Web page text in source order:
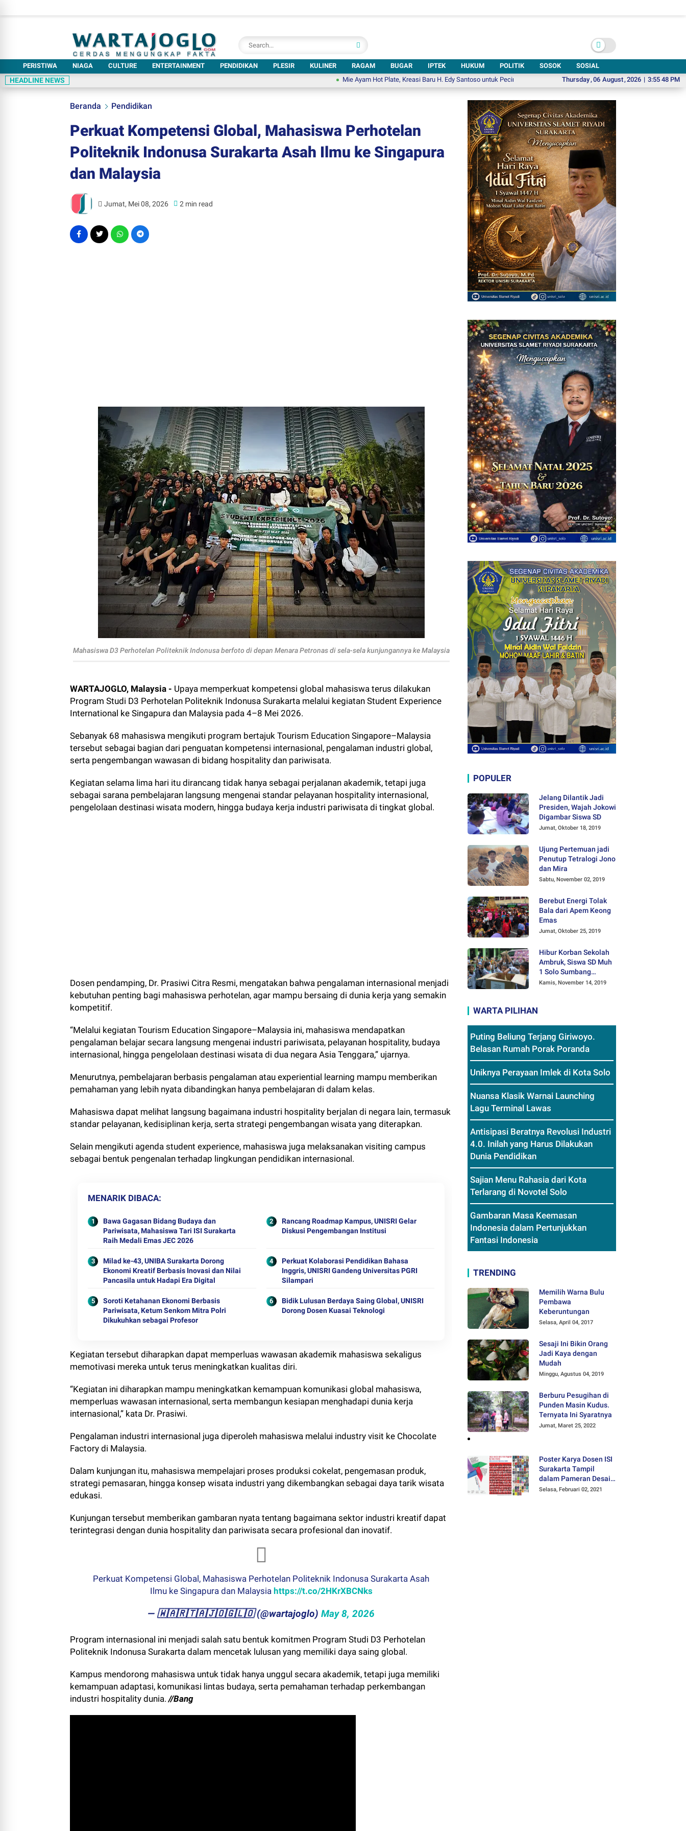
PERISTIWA NIAGA CULTURE ENTERTAINMENT PENDIDIKAN PLESIR KULINER RAGAM BUGAR IPTEK HUKUM POLITIK SOSOK
SOSIAL
Thursday,06 August,2026 | 3:55 49 PM
HEADLINE NEWS Mie Ayam Hot Plate, Kreasi Baru H. Edy Santoso untuk Pecinta Kuliner Modern Soroti Ketahanan Ekonomi Berbasis
Beranda Pendidikan
Perkuat Kompetensi Global, Mahasiswa Perhotelan
Politeknik Indonusa Surakarta Asah Ilmu ke Singapura
dan Malaysia
Jumat, Mei 08, 2026 2 min read
Mahasiswa D3 Perhotelan Politeknik Indonusa berfoto di depan Menara Petronas di sela-sela kunjungannya ke Malaysia
WARTAJOGLO, Malaysia - Upaya memperkuat kompetensi global mahasiswa terus dilakukan
Program Studi D3 Perhotelan Politeknik Indonusa Surakarta melalui kegiatan Student Experience
International ke Singapura dan Malaysia pada 4–8 Mei 2026.
Sebanyak 68 mahasiswa mengikuti program bertajuk Tourism Education Singapore–Malaysia
tersebut sebagai bagian dari penguatan kompetensi internasional, pengalaman industri global,
serta pengembangan wawasan di bidang hospitality dan pariwisata.
Kegiatan selama lima hari itu dirancang tidak hanya sebagai perjalanan akademik, tetapi juga
sebagai sarana pembelajaran langsung mengenai standar pelayanan hospitality internasional,
pengelolaan destinasi wisata modern, hingga budaya kerja industri pariwisata di tingkat global.
Dosen pendamping, Dr. Prasiwi Citra Resmi, mengatakan bahwa pengalaman internasional menjadi
kebutuhan penting bagi mahasiswa perhotelan, agar mampu bersaing di dunia kerja yang semakin
kompetitif.
“Melalui kegiatan Tourism Education Singapore–Malaysia ini, mahasiswa mendapatkan
pengalaman belajar secara langsung mengenai industri pariwisata, pelayanan hospitality, budaya
internasional, hingga pengelolaan destinasi wisata di dua negara Asia Tenggara,” ujarnya.
Menurutnya, pembelajaran berbasis pengalaman atau experiential learning mampu memberikan
pemahaman yang lebih nyata dibandingkan hanya pembelajaran di dalam kelas.
Mahasiswa dapat melihat langsung bagaimana industri hospitality berjalan di negara lain, termasuk
standar pelayanan, kedisiplinan kerja, serta strategi pengembangan wisata yang diterapkan.
Selain mengikuti agenda student experience, mahasiswa juga melaksanakan visiting campus
sebagai bentuk pengenalan terhadap lingkungan pendidikan internasional.
MENARIK DIBACA
Bawa Gagasan Bidang Budaya dan
Pariwisata, Mahasiswa Tari ISI Surakarta
Raih Medali Emas JEC 2026
Rancang Roadmap Kampus, UNISRI Gelar
Diskusi Pengembangan Institusi
Milad ke-43, UNIBA Surakarta Dorong
Ekonomi Kreatif Berbasis Inovasi dan Nilai
Pancasila untuk Hadapi Era Digital
Perkuat Kolaborasi Pendidikan Bahasa
Inggris, UNISRI Gandeng Universitas PGRI
Silampari
Soroti Ketahanan Ekonomi Berbasis
Pariwisata, Ketum Senkom Mitra Polri
Dikukuhkan sebagai Profesor
Bidik Lulusan Berdaya Saing Global, UNISRI
Dorong Dosen Kuasai Teknologi
Kegiatan tersebut diharapkan dapat memperluas wawasan akademik mahasiswa sekaligus
memotivasi mereka untuk terus meningkatkan kualitas diri.
“Kegiatan ini diharapkan mampu meningkatkan kemampuan komunikasi global mahasiswa,
memperluas wawasan internasional, serta membangun kesiapan menghadapi dunia kerja
internasional,” kata Dr. Prasiwi.
Pengalaman industri internasional juga diperoleh mahasiswa melalui industry visit ke Chocolate
Factory di Malaysia.
Dalam kunjungan itu, mahasiswa mempelajari proses produksi cokelat, pengemasan produk,
strategi pemasaran, hingga konsep wisata industri yang dikembangkan sebagai daya tarik wisata
edukasi.
Kunjungan tersebut memberikan gambaran nyata tentang bagaimana sektor industri kreatif dapat
terintegrasi dengan dunia hospitality dan pariwisata secara profesional dan inovatif.
Perkuat Kompetensi Global, Mahasiswa Perhotelan Politeknik Indonusa Surakarta Asah
Ilmu ke Singapura dan Malaysia https://t.co/2HKrXBCNks
— ​🇼​​🇦​​🇷​​🇹​​🇦​​🇯​​🇴​​🇬​​🇱​​🇴 (@wartajoglo) May 8, 2026
Program internasional ini menjadi salah satu bentuk komitmen Program Studi D3 Perhotelan
Politeknik Indonusa Surakarta dalam mencetak lulusan yang memiliki daya saing global.
Kampus mendorong mahasiswa untuk tidak hanya unggul secara akademik, tetapi juga memiliki
kemampuan adaptasi, komunikasi lintas budaya, serta pemahaman terhadap perkembangan
industri hospitality dunia.//Bang
POPULER
Jelang Dilantik Jadi
Presiden, Wajah Jokowi
Digambar Siswa SD
Jumat, Oktober 18, 2019
Ujung Pertemuan jadi
Penutup Tetralogi Jono
dan Mira
Sabtu, November 02, 2019
Berebut Energi Tolak
Bala dari Apem Keong
Emas
Jumat, Oktober 25, 2019
Hibur Korban Sekolah
Ambruk, Siswa SD Muh
1 Solo Sumbang
Mainan Othok-othok
Kamis, November 14, 2019
WARTA PILIHAN
Puting Beliung Terjang Giriwoyo.
Belasan Rumah Porak Poranda
Uniknya Perayaan Imlek di Kota Solo
Nuansa Klasik Warnai Launching
Lagu Terminal Lawas
Antisipasi Beratnya Revolusi Industri
4.0. Inilah yang Harus Dilakukan
Dunia Pendidikan
Sajian Menu Rahasia dari Kota
Terlarang di Novotel Solo
Gambaran Masa Keemasan
Indonesia dalam Pertunjukkan
Fantasi Indonesia
TRENDING
Memilih Warna Bulu
Pembawa
Keberuntungan
Selasa, April 04, 2017
Sesaji Ini Bikin Orang
Jadi Kaya dengan
Mudah
Minggu, Agustus 04, 2019
Berburu Pesugihan di
Punden Masin Kudus.
Ternyata Ini Syaratnya
Jumat, Maret 25, 2022
Poster Karya Dosen ISI
Surakarta Tampil
dalam Pameran Desain
Poster Internasional
Selasa, Februari 02, 2021